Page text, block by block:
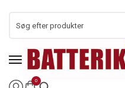
0